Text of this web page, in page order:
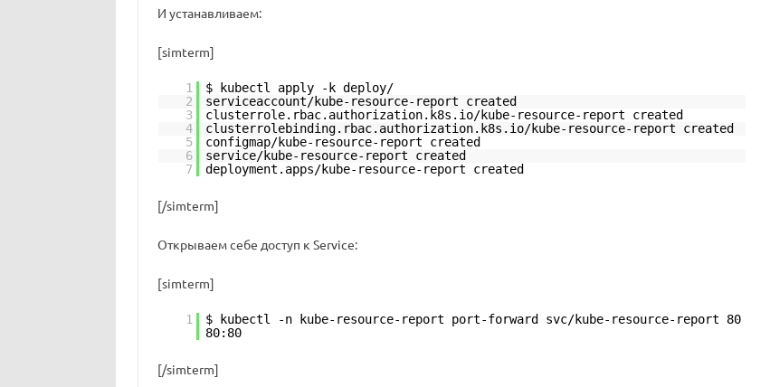
И устанавливаем:
[simterm]
1
$ kubectl apply -k deploy/
2
serviceaccount/kube-resource-report created
3
clusterrole.rbac.authorization.k8s.io/kube-resource-report created
4
clusterrolebinding.rbac.authorization.k8s.io/kube-resource-report created
5
configmap/kube-resource-report created
6
service/kube-resource-report created
7
deployment.apps/kube-resource-report created
[/simterm]
Открываем себе доступ к Service:
[simterm]
1
$ kubectl -n kube-resource-report port-forward svc/kube-resource-report 80
80:80
[/simterm]